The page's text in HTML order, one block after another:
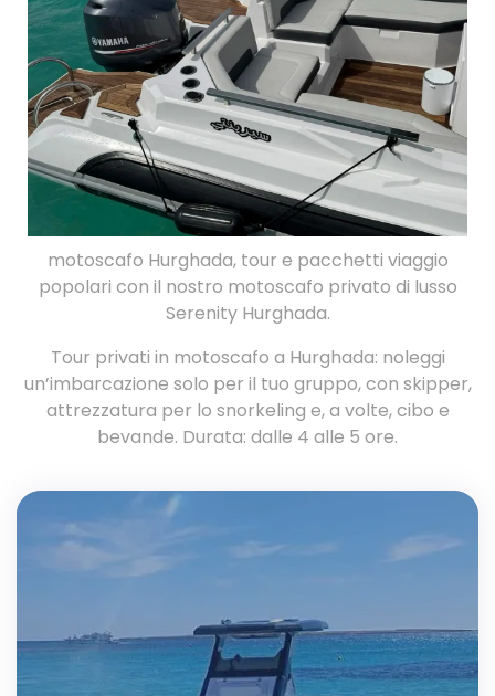
Prenota
Ora
motoscafo Hurghada, tour e pacchetti viaggio
popolari con il nostro motoscafo privato di lusso
Serenity Hurghada.
Tour privati ​​in motoscafo a Hurghada: noleggi
un’imbarcazione solo per il tuo gruppo, con skipper,
attrezzatura per lo snorkeling e, a volte, cibo e
bevande. Durata: dalle 4 alle 5 ore.